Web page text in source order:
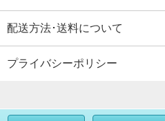
配送方法･送料について
プライバシーポリシー